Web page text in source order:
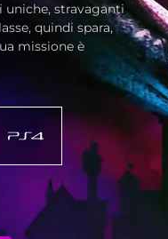
uniche, stravaganti
quindi spara,
missione è